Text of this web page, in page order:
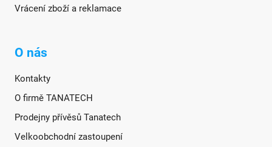
Vrácení zboží a reklamace
O nás
Kontakty
O firmě TANATECH
Prodejny přívěsů Tanatech
Velkoobchodní zastoupení